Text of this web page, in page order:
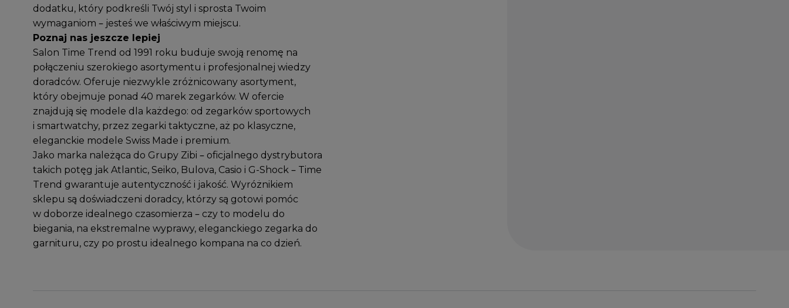
dodatku, który podkreśli Twój styl i sprosta Twoim
wymaganiom – jesteś we właściwym miejscu.
Poznaj nas jeszcze lepiej
Salon Time Trend od 1991 roku buduje swoją renomę na
połączeniu szerokiego asortymentu i profesjonalnej wiedzy
doradców. Oferuje niezwykle zróżnicowany asortyment,
który obejmuje ponad 40 marek zegarków. W ofercie
znajdują się modele dla każdego: od zegarków sportowych
i smartwatchy, przez zegarki taktyczne, aż po klasyczne,
eleganckie modele Swiss Made i premium.
Jako marka należąca do Grupy Zibi – oficjalnego dystrybutora
takich potęg jak Atlantic, Seiko, Bulova, Casio i G-Shock – Time
Trend gwarantuje autentyczność i jakość. Wyróżnikiem
sklepu są doświadczeni doradcy, którzy są gotowi pomóc
w doborze idealnego czasomierza – czy to modelu do
biegania, na ekstremalne wyprawy, eleganckiego zegarka do
garnituru, czy po prostu idealnego kompana na co dzień.